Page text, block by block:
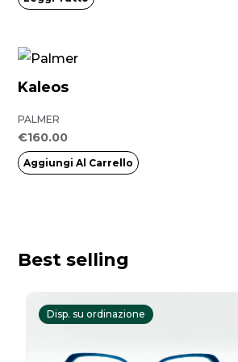
Kaleos
PALMER
€160.00
Aggiungi Al Carrello
Best selling
Disp. su ordinazione prezzo
originale
Il